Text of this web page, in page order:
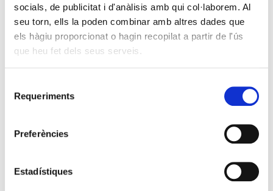
socials, de publicitat i d'anàlisis amb qui col·laborem. Al
seu torn, ells la poden combinar amb altres dades que
els hàgiu proporcionat o hagin recopilat a partir de l'ús
que heu fet dels seus serveis.
Requeriments
Preferències
Estadístiques